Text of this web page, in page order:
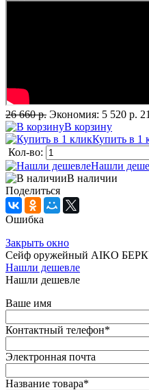
26 660 р. Экономия: 5 520 р.
В корзину
Купить в 1
Кол-во:
Нашли
В наличии
Поделиться
Ошибка
Закрыть окно
Сейф оружейный AIKO
Нашли дешевле
Нашли дешевле
Ваше имя
Контактный телефон*
Электронная почта
Название товара*